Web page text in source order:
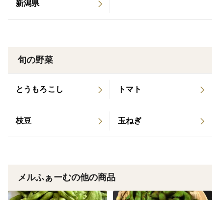
新潟県
旬の野菜
とうもろこし トマト
枝豆 玉ねぎ
メルふぁーむの他の商品